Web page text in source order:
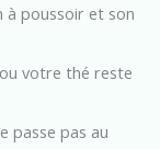
à poussoir et son
votre thé reste
passe pas au